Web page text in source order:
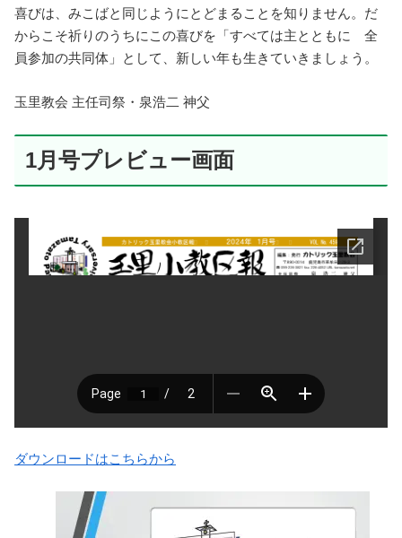
喜びは、みこばと同じようにとどまることを知りません。だ
からこそ祈りのうちにこの喜びを「すべては主とともに 全
員参加の共同体」として、新しい年も生きていきましょう。
玉里教会 主任司祭・泉浩二 神父
1月号プレビュー画面
ダウンロードはこちらから